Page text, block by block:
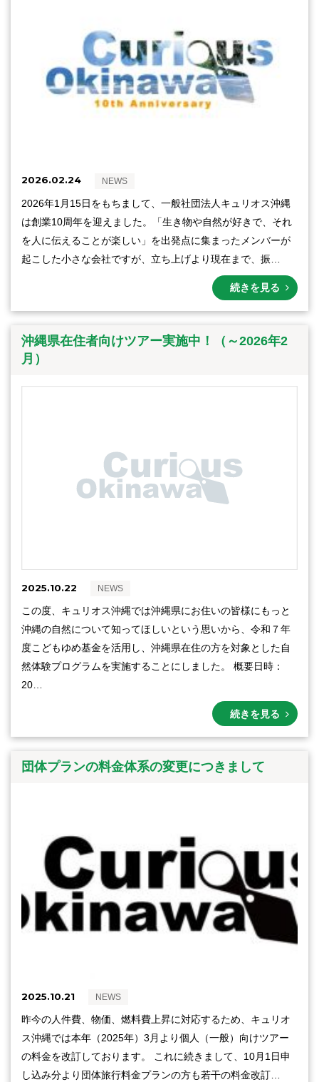
2026.02.24 NEWS
2026年1月15日をもちまして、一般社団法人キュリオス沖縄
は創業10周年を迎えました。「生き物や自然が好きで、それ
を人に伝えることが楽しい」を出発点に集まったメンバーが
起こした小さな会社ですが、立ち上げより現在まで、振…
続きを見る
沖縄県在住者向けツアー実施中！（～2026年2
月）
2025.10.22 NEWS
この度、キュリオス沖縄では沖縄県にお住いの皆様にもっと
沖縄の自然について知ってほしいという思いから、令和７年
度こどもゆめ基金を活用し、沖縄県在住の方を対象とした自
然体験プログラムを実施することにしました。 概要日時：
20…
続きを見る
団体プランの料金体系の変更につきまして
2025.10.21 NEWS
昨今の人件費、物価、燃料費上昇に対応するため、キュリオ
ス沖縄では本年（2025年）3月より個人（一般）向けツアー
の料金を改訂しております。 これに続きまして、10月1日申
し込み分より団体旅行料金プランの方も若干の料金改訂…